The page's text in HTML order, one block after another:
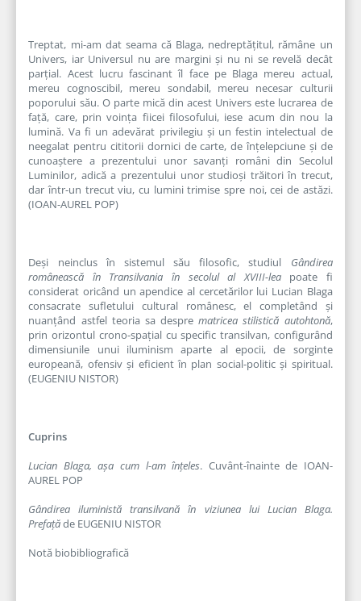
Treptat, mi-am dat seama că Blaga, nedreptățitul, rămâne un
Univers, iar Universul nu are margini și nu ni se revelă decât
parțial. Acest lucru fascinant îl face pe Blaga mereu actual,
mereu cognoscibil, mereu sondabil, mereu necesar culturii
poporului său. O parte mică din acest Univers este lucrarea de
față, care, prin voința fiicei filosofului, iese acum din nou la
lumină. Va fi un adevărat privilegiu și un festin intelectual de
neegalat pentru cititorii dornici de carte, de înțelepciune și de
cunoaștere a prezentului unor savanți români din Secolul
Luminilor, adică a prezentului unor studioși trăitori în trecut,
dar într-un trecut viu, cu lumini trimise spre noi, cei de astăzi.
(IOAN-AUREL POP)
Deşi neinclus în sistemul său filosofic, studiul Gândirea
românească în Transilvania în secolul al XVIII-leapoate fi
considerat oricând un apendice al cercetărilor lui Lucian Blaga
consacrate sufletului cultural românesc, el completând şi
nuanțând astfel teoria sa desprematricea stilistică autohtonă,
prin orizontul crono-spațial cu specific transilvan, configurând
dimensiunile unui iluminism aparte al epocii, de sorginte
europeană, ofensiv şi eficient în plan social-politic şi spiritual.
(EUGENIU NISTOR)
Cuprins
Lucian Blaga, așa cum l-am înțeles. Cuvânt-înainte de IOAN-
AUREL POP
Gândirea iluministă transilvană în viziunea lui Lucian Blaga.
Prefațăde EUGENIU NISTOR
Notă biobibliografică